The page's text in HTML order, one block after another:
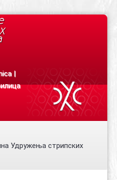
|
Удружења стрипских